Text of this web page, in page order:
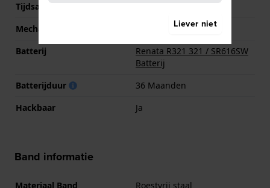
Tijdsaanduiding
Analoog
Mechanisme
Batterij
Renata R321 321 / SR616SW
Batterij
Batterijduur
36 Maanden
Hackbaar
Ja
Band informatie
Materiaal Band
Roestvrij staal
Liever niet